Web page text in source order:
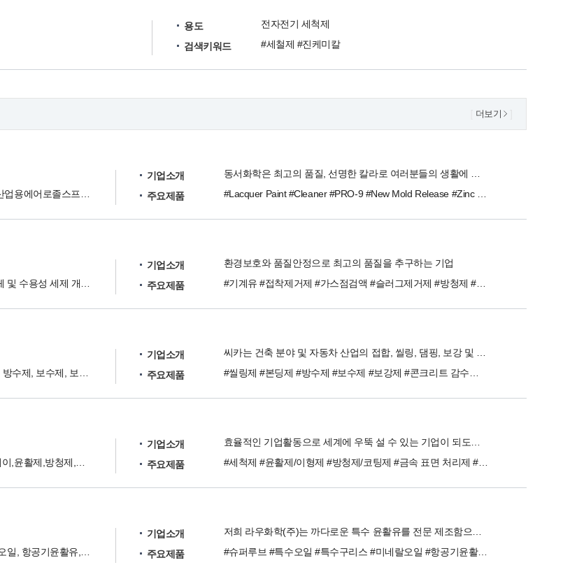
용도
전자전기 세척제
검색키워드
#세철제 #진케미칼
더보기
기업소개
주요제품
기업소개
환경보호와 품질안정으로 최고의 품질을 추구하는 기업
주요제품
#기계유 #접착제거제 #가스점검액 #슬러그제거제 #방청제 #스팟타 부착방지제
기업소개
주요제품
기업소개
주요제품
#세척제 #윤활제/이형제 #방청제/코팅제 #금속 표면 처리제 #용접용품 #PCB 절연 코팅제 #섬유 및 자수용품 #비파괴 검사 용품 #발전소 용품 #특수산업용품
기업소개
주요제품
#슈퍼루브 #특수오일 #특수구리스 #미네랄오일 #항공기윤활유 #불소계그리스 #스프레이 #식품등급크리너 #진공펌프오일 #자동차용품